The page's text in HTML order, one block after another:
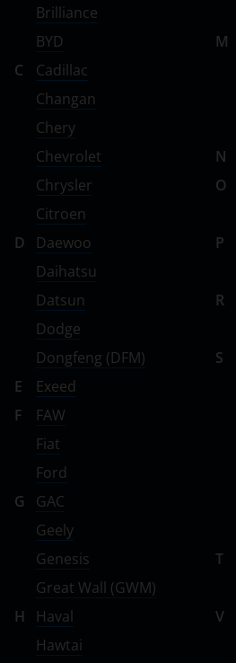
Vortex
Zotye
ZX
ВАЗ (LADA)
ГАЗ
ЗАЗ
ТагАЗ
УАЗ
Brilliance
BYD
C
Cadillac
Changan
Chery
Chevrolet
Chrysler
Citroen
D
Daewoo
Daihatsu
Datsun
Dodge
Dongfeng (DFM)
E
Exeed
F
FAW
Fiat
Ford
G
GAC
Geely
Genesis
Great Wall (GWM)
H
Haval
Hawtai
M
N
O
P
R
S
T
V